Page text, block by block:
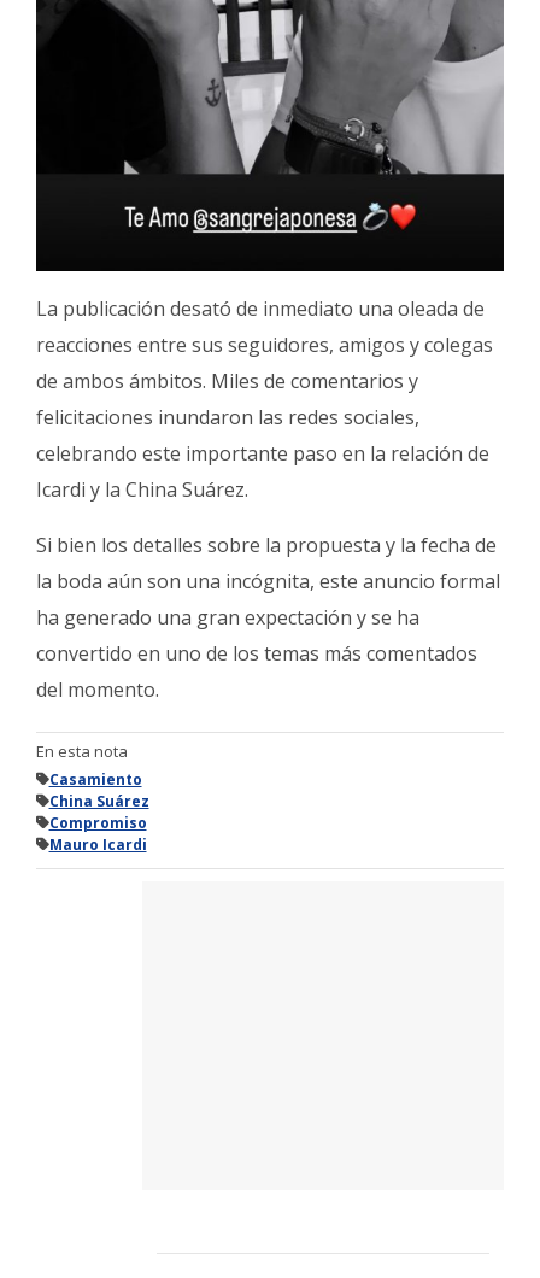
La publicación desató de inmediato una oleada de
reacciones entre sus seguidores, amigos y colegas
de ambos ámbitos. Miles de comentarios y
felicitaciones inundaron las redes sociales,
celebrando este importante paso en la relación de
Icardi y la China Suárez.
Si bien los detalles sobre la propuesta y la fecha de
la boda aún son una incógnita, este anuncio formal
ha generado una gran expectación y se ha
convertido en uno de los temas más comentados
del momento.
En esta nota
Casamiento
China Suárez
Compromiso
Mauro Icardi